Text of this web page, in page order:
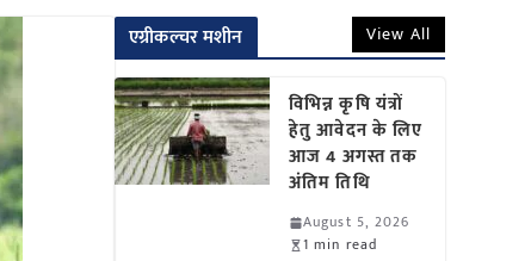
एग्रीकल्चर मशीन View All
विभिन्न कृषि यंत्रों
हेतु आवेदन के लिए
आज 4 अगस्त तक
अंतिम तिथि
August 5, 2026
1 min read